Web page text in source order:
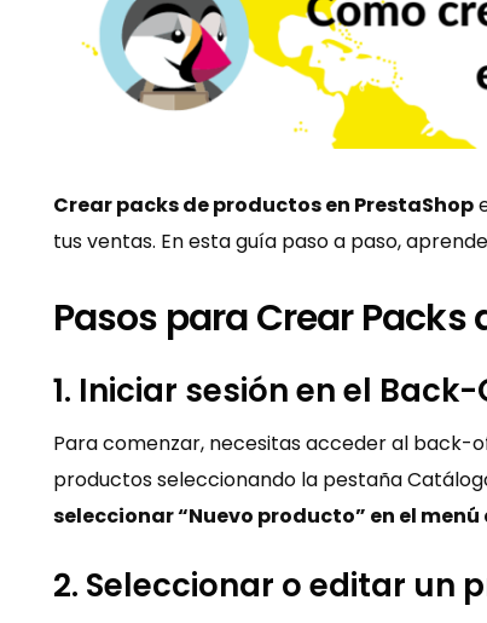
Crear packs de productos en PrestaShop
tus ventas. En esta guía paso a paso,
Pasos para Crear Packs
1. Iniciar sesión en el
Para comenzar, necesitas acceder al back-
productos seleccionando la pestaña
seleccionar “Nuevo producto” en el
2. Seleccionar o editar un